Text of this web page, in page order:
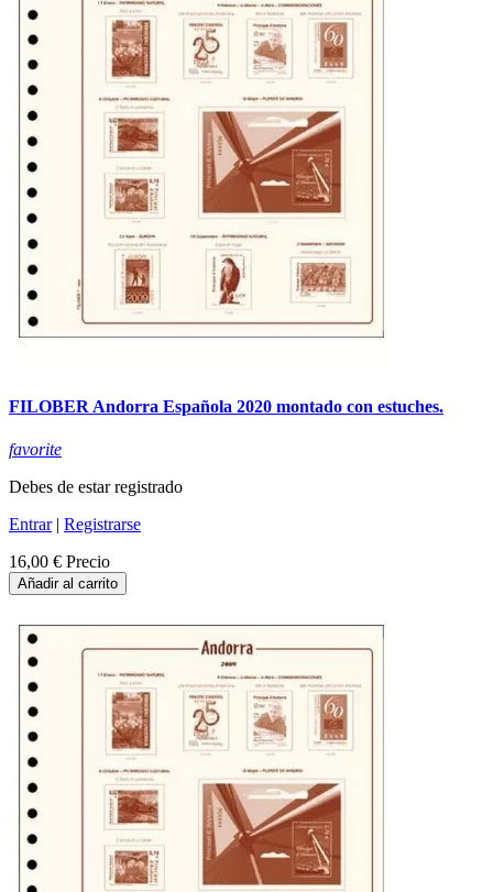
FILOBER Andorra Española 2020 montado con estuches.
favorite
Debes de estar registrado
Entrar| Registrarse
16,00 € Precio
Añadir al carrito